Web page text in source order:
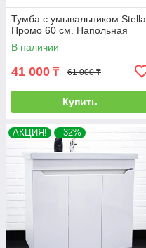
Тумба с умывальником Stella
Промо 60 см. Напольная
В наличии
41 000 ₸ 61 000 ₸
Купить
АКЦИЯ! –32%